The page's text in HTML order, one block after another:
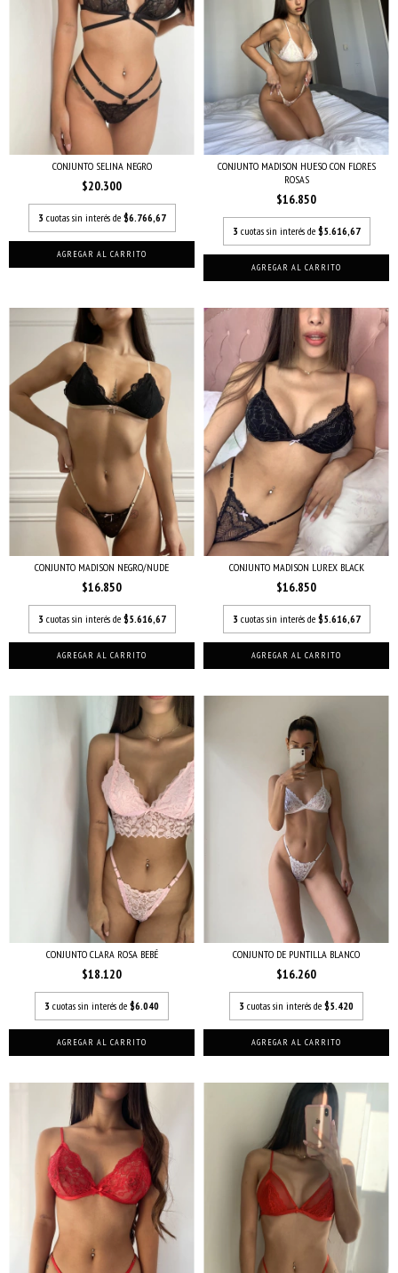
CONJUNTO SELINA NEGRO
$20.300
3 cuotas sin interés de $6.766,67
AGREGAR AL CARRITO
CONJUNTO MADISON HUESO CON FLORES
ROSAS
$16.850
3 cuotas sin interés de $5.616,67
AGREGAR AL CARRITO
CONJUNTO MADISON NEGRO/NUDE
$16.850
3 cuotas sin interés de $5.616,67
AGREGAR AL CARRITO
CONJUNTO MADISON LUREX BLACK
$16.850
3 cuotas sin interés de $5.616,67
AGREGAR AL CARRITO
CONJUNTO CLARA ROSA BEBÉ
$18.120
3 cuotas sin interés de $6.040
AGREGAR AL CARRITO
CONJUNTO DE PUNTILLA BLANCO
$16.260
3 cuotas sin interés de $5.420
AGREGAR AL CARRITO